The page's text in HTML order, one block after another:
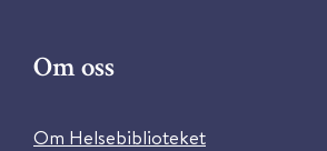
Om oss
Om Helsebiblioteket